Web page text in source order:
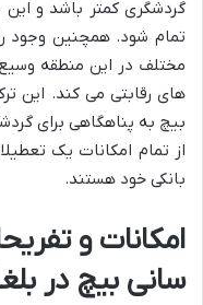
گردشگری کمتر باشد و
تمام شود. همچنین وجود
مختلف در این منطقه
های رقابتی می کند. این
بیچ به پناهگاهی برای
از تمام امکانات یک
بانکی خود هستند.
امکانات و
سانی بیچ در